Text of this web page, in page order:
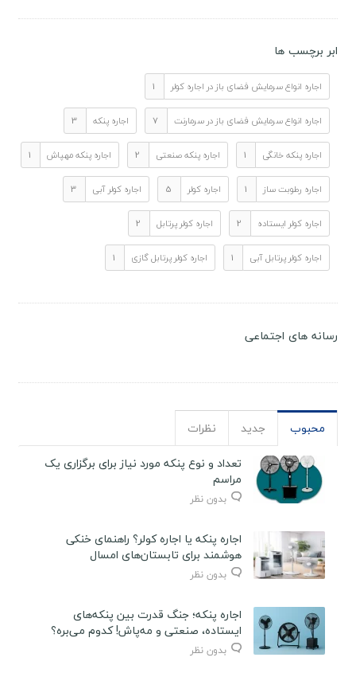
ابر برچسب ها
اجاره انواع سرمایش فضای باز در اجاره کولر 1
اجاره انواع سرمایش فضای باز در سرمارنت 7 اجاره پنکه 3
اجاره پنکه خانگی 1 اجاره پنکه صنعتی 2 اجاره پنکه مهپاش 1
اجاره رطوبت ساز 1 اجاره کولر 5 اجاره کولر آبی 3
اجاره کولر ایستاده 2 اجاره کولر پرتابل 2
اجاره کولر پرتابل آبی 1 اجاره کولر پرتابل گازی 1
رسانه های اجتماعی
محبوب جدید
نظرات
تعداد و نوع پنکه مورد نیاز برای برگزاری یک
مراسم
بدون نظر
اجاره پنکه یا اجاره کولر؟ راهنمای خنکی
هوشمند برای تابستان‌های امسال
بدون نظر
اجاره پنکه؛ جنگ قدرت بین پنکه‌های
ایستاده، صنعتی و مه‌پاش! کدوم می‌بره؟
بدون نظر